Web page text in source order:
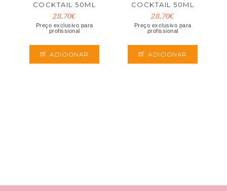
COCKTAIL 50ML
28.70€
Preço exclusivo para
profissional
ADICIONAR
COCKTAIL 50ML
28.70€
Preço exclusivo para
profissional
ADICIONAR